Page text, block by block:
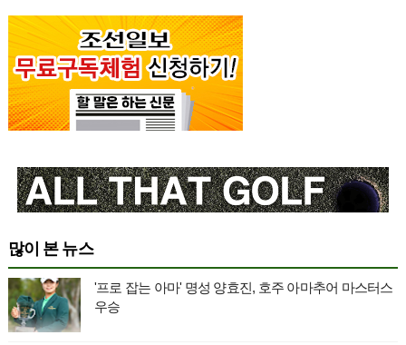
많이 본 뉴스
'프로 잡는 아마' 명성 양효진, 호주 아마추어 마스터스
우승